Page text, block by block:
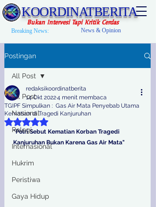
KOORDINATBERITA
Bukan Intervesi Tapi Kritik Cerdas
Breaking News: News & Opinion
Postingan
All Post
Nasional
Relegi
Internasional
Hukrim
Peristiwa
Gaya Hidup
All Post
TGIPF Simpulkan : Gas Air Mata Penyebab Utama
Kematian di Tragedi Kanjuruhan
redaksikoordinatberita
14 Okt 20224 menit membaca
Dinilai NaN dari 5 bintang.
"Polri Sebut Kematian Korban Tragedi
Kanjuruhan Bukan Karena Gas Air Mata"